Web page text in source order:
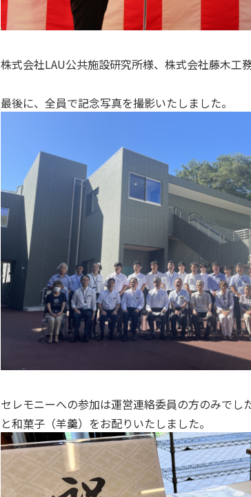
株式会社LAU公共施設研究所様、株式会社藤木工
最後に、全員で記念写真を撮影いたしました。
セレモニーへの参加は運営連絡委員の方のみで
と和菓子（羊羹）をお配りいたしました。